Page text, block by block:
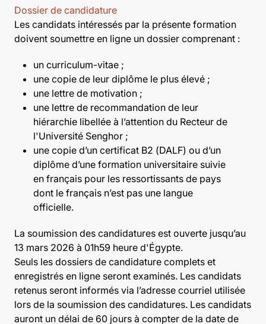
Dossier de candidature
Les candidats intéressés par la présente formation
doivent soumettre en ligne un dossier comprenant :
un curriculum-vitae ;
une copie de leur diplôme le plus élevé ;
une lettre de motivation ;
une lettre de recommandation de leur
hiérarchie libellée à l’attention du Recteur de
l'Université Senghor ;
une copie d’un certificat B2 (DALF) ou d’un
diplôme d’une formation universitaire suivie
en français pour les ressortissants de pays
dont le français n’est pas une langue
officielle.
La soumission des candidatures est ouverte jusqu’au
13 mars 2026 à 01h59 heure d'Égypte.
Seuls les dossiers de candidature complets et
enregistrés en ligne seront examinés. Les candidats
retenus seront informés via l’adresse courriel utilisée
lors de la soumission des candidatures. Les candidats
auront un délai de 60 jours à compter de la date de